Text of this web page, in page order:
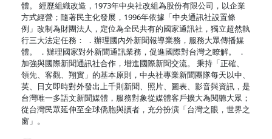
體。 經歷組織改造，1973年中央社改組為股份有限公司，以企業
方式經營；隨著民主化發展，1996年依據「中央通訊社設置條
例」改制為財團法人，定位為全民共有的國家通訊社，獨立超然執
行三大法定任務： ．辦理國內外新聞報導業務，服務大眾傳播媒
體。 ．辦理國家對外新聞通訊業務，促進國際對台灣之瞭解。 ．
加強與國際新聞通訊社合作，增進國際新聞交流。 秉持「正確、
領先、客觀、翔實」的基本原則，中央社專業新聞團隊每天以中、
英、日文即時對外發出上千則新聞、照片、圖表、影音與資訊，是
台灣唯一多語文新聞媒體，服務對象從媒體客戶擴大為閱聽大眾；
從台灣民眾延伸至全球僑胞與讀者，充分扮演「台灣之眼，世界之
窗」。